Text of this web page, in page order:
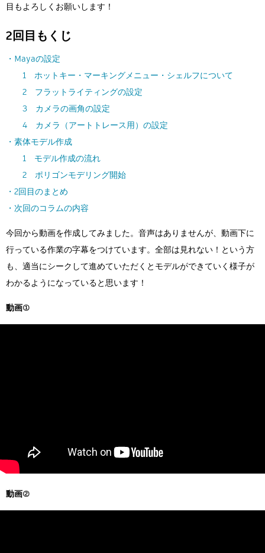
Flow Production Tracking（旧ShotGrid）
目もよろしくお願いします！
2回目もくじ
・Mayaの設定
1 ホットキー・マーキングメニュー・シェルフについて
2 フラットライティングの設定
3 カメラの画角の設定
4 カメラ（アートトレース用）の設定
・素体モデル作成
1 モデル作成の流れ
2 ポリゴンモデリング開始
・2回目のまとめ
・次回のコラムの内容
今回から動画を作成してみました。音声はありませんが、動画下に
行っている作業の字幕をつけています。全部は見れない！という方
も、適当にシークして進めていただくとモデルができていく様子が
わかるようになっていると思います！
動画①
動画②